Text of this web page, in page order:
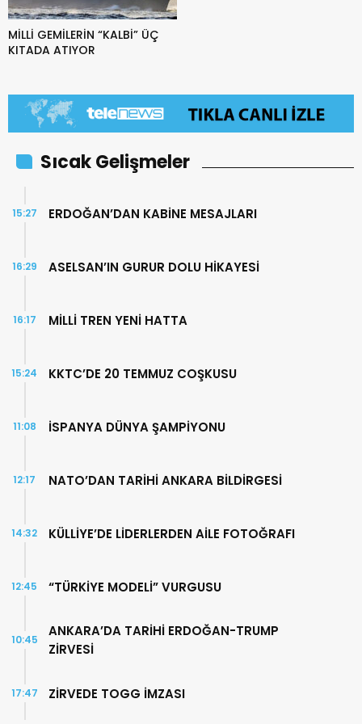
MİLLİ GEMİLERİN “KALBİ” ÜÇ
KITADA ATIYOR
Sıcak Gelişmeler
ERDOĞAN’DAN KABİNE MESAJLARI
15:27
ASELSAN’IN GURUR DOLU HİKAYESİ
16:29
MİLLİ TREN YENİ HATTA
16:17
KKTC’DE 20 TEMMUZ COŞKUSU
15:24
İSPANYA DÜNYA ŞAMPİYONU
11:08
NATO’DAN TARİHİ ANKARA BİLDİRGESİ
12:17
KÜLLİYE’DE LİDERLERDEN AİLE FOTOĞRAFI
14:32
“TÜRKİYE MODELİ” VURGUSU
12:45
ANKARA’DA TARİHİ ERDOĞAN-TRUMP
ZİRVESİ
10:45
ZİRVEDE TOGG İMZASI
17:47